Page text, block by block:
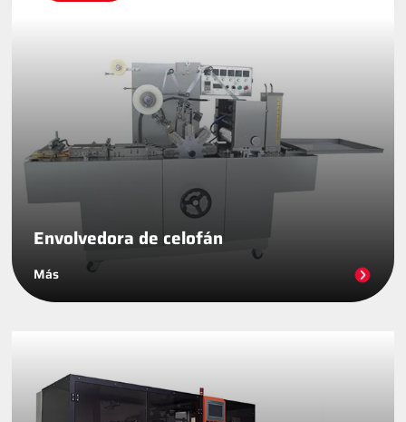
Envolvedora de celofán
Más